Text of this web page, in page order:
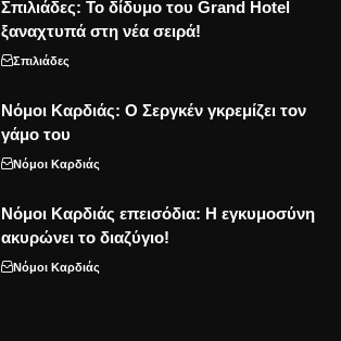
Σπιλιάδες: Το δίδυμο του Grand Hotel
ξαναχτυπά στη νέα σειρά!
Σπιλιάδες
Νόμοι Καρδιάς: Ο Σεργκέν γκρεμίζει τον
γάμο του
Νόμοι Καρδιάς
Νόμοι Καρδιάς επεισόδια: Η εγκυμοσύνη
ακυρώνει το διαζύγιο!
Νόμοι Καρδιάς